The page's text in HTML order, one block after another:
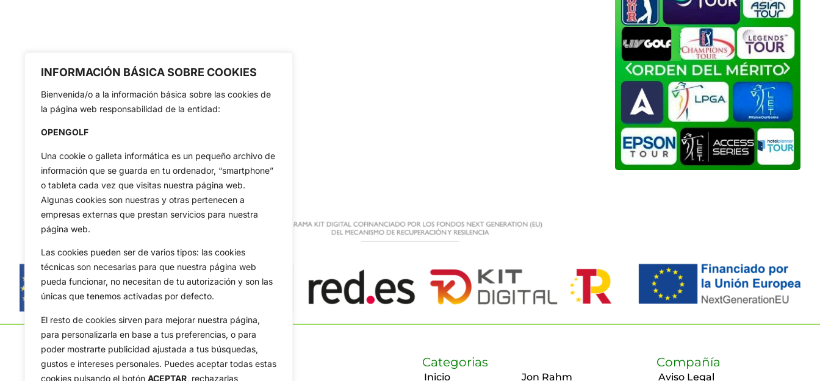
INFORMACIÓN BÁSICA SOBRE COOKIES
Bienvenida/o a la información básica sobre las cookies de
la página web responsabilidad de la entidad:
OPENGOLF
Una cookie o galleta informática es un pequeño archivo de
información que se guarda en tu ordenador, “smartphone”
o tableta cada vez que visitas nuestra página web.
Algunas cookies son nuestras y otras pertenecen a
empresas externas que prestan servicios para nuestra
página web.
Las cookies pueden ser de varios tipos: las cookies
técnicas son necesarias para que nuestra página web
pueda funcionar, no necesitan de tu autorización y son las
únicas que tenemos activadas por defecto.
El resto de cookies sirven para mejorar nuestra página,
para personalizarla en base a tus preferencias, o para
poder mostrarte publicidad ajustada a tus búsquedas,
gustos e intereses personales. Puedes aceptar todas estas
cookies pulsando el botón ACEPTAR, rechazarlas
Categorias
Inicio Jon Rahm
Compañía
Aviso Legal